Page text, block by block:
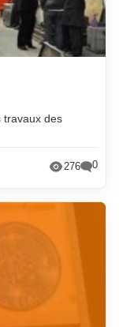
travaux des
276 0